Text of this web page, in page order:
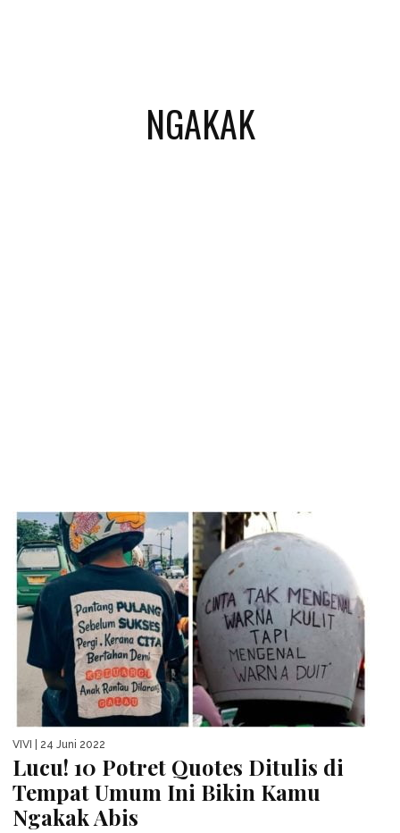
NGAKAK
VIVI | 24 Juni 2022
Lucu! 10 Potret Quotes Ditulis di
Tempat Umum Ini Bikin Kamu
Ngakak Abis